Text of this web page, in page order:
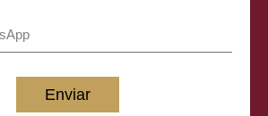
Enviar